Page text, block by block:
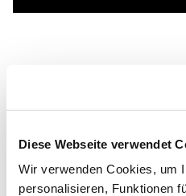
Diese Webseite verwendet
Wir verwenden Cookies, um
personalisieren, Funktionen